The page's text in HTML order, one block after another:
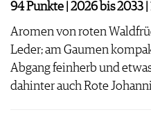
94 Punkte | 2026 bis 2033 |
Aromen von roten
Leder; am Gaumen
Abgang feinherb und
dahinter auch Rote